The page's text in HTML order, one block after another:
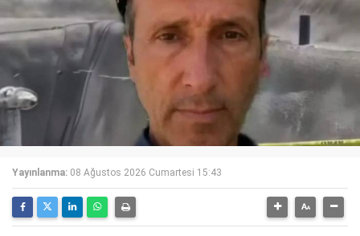
Yayınlanma: 08 Ağustos 2026 Cumartesi 15:43